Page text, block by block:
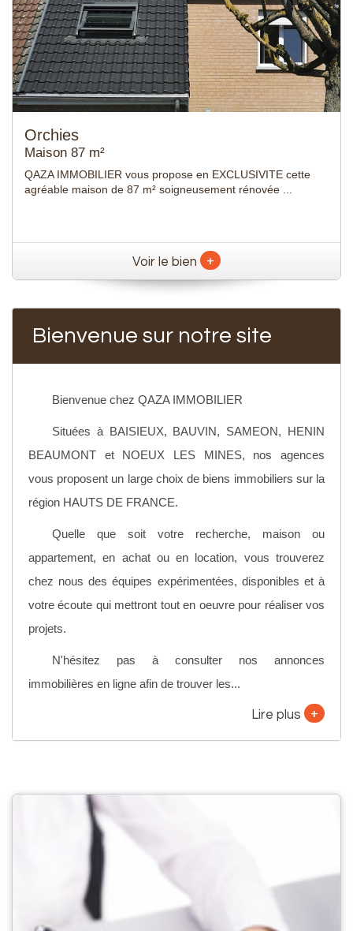
Anstaing
Maison 108 m²
QAZA Immobilier vous propose en exclusivité cette
charmante maison idéalement située à proximité ...
Voir le bien +
Bienvenue sur notre site
Bienvenue chez QAZA IMMOBILIER
Situées à BAISIEUX, BAUVIN, SAMEON, HENIN
BEAUMONT et NOEUX LES MINES, nos agences
vous proposent un large choix de biens immobiliers sur la
région HAUTS DE FRANCE.
Quelle que soit votre recherche, maison ou
appartement, en achat ou en location, vous trouverez
chez nous des équipes expérimentées, disponibles et à
votre écoute qui mettront tout en oeuvre pour réaliser vos
projets.
N'hésitez pas à consulter nos annonces
immobilières en ligne afin de trouver les...
Lire plus +